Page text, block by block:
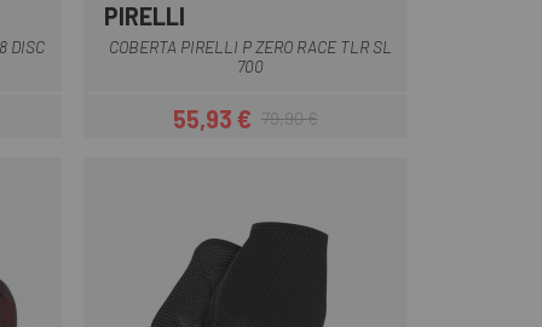
DISC
PIRELLI
COBERTA PIRELLI P ZERO RACE TLR SL
700
Preu
55,93 €Preu regular
79,90 €